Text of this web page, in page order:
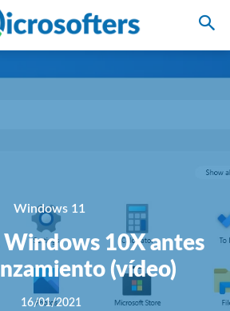
Windows 11
Windows 10X antes
(vídeo)
16/01/2021